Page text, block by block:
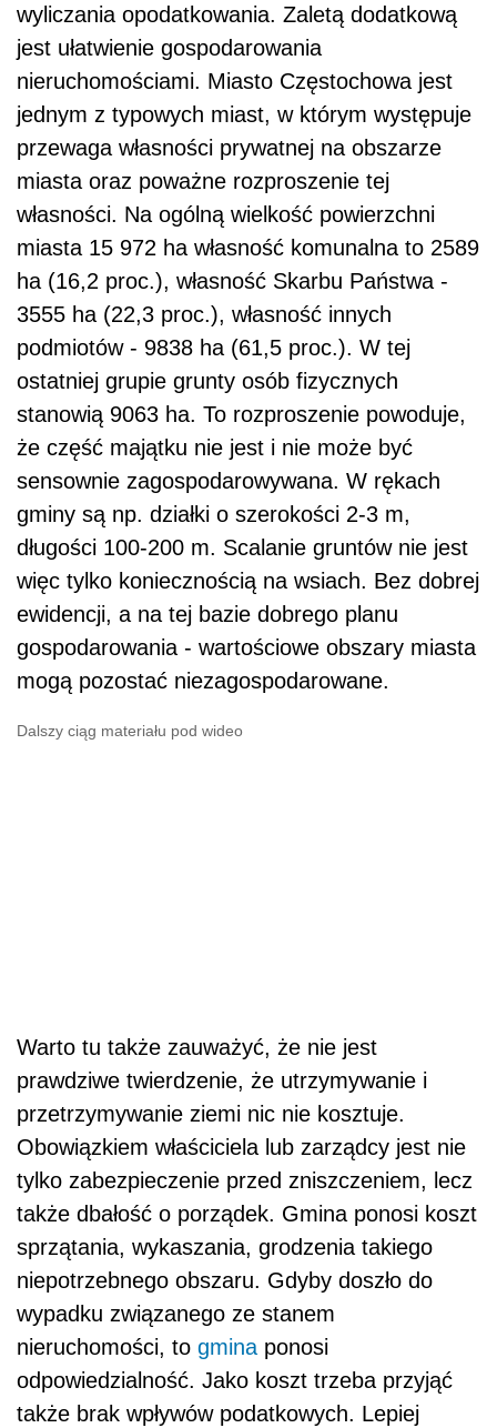
wyliczania opodatkowania. Zaletą dodatkową
jest ułatwienie gospodarowania
nieruchomościami. Miasto Częstochowa jest
jednym z typowych miast, w którym występuje
przewaga własności prywatnej na obszarze
miasta oraz poważne rozproszenie tej
własności. Na ogólną wielkość powierzchni
miasta 15 972 ha własność komunalna to 2589
ha (16,2 proc.), własność Skarbu Państwa -
3555 ha (22,3 proc.), własność innych
podmiotów - 9838 ha (61,5 proc.). W tej
ostatniej grupie grunty osób fizycznych
stanowią 9063 ha. To rozproszenie powoduje,
że część majątku nie jest i nie może być
sensownie zagospodarowywana. W rękach
gminy są np. działki o szerokości 2-3 m,
długości 100-200 m. Scalanie gruntów nie jest
więc tylko koniecznością na wsiach. Bez dobrej
ewidencji, a na tej bazie dobrego planu
gospodarowania - wartościowe obszary miasta
mogą pozostać niezagospodarowane.
Dalszy ciąg materiału pod wideo
Warto tu także zauważyć, że nie jest
prawdziwe twierdzenie, że utrzymywanie i
przetrzymywanie ziemi nic nie kosztuje.
Obowiązkiem właściciela lub zarządcy jest nie
tylko zabezpieczenie przed zniszczeniem, lecz
także dbałość o porządek. Gmina ponosi koszt
sprzątania, wykaszania, grodzenia takiego
niepotrzebnego obszaru. Gdyby doszło do
wypadku związanego ze stanem
nieruchomości, to gminaponosi
odpowiedzialność. Jako koszt trzeba przyjąć
także brak wpływów podatkowych. Lepiej